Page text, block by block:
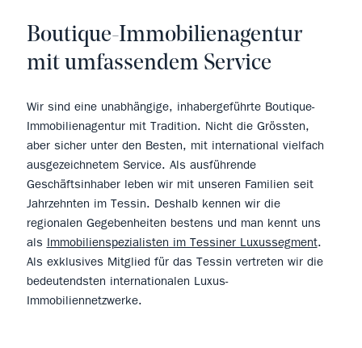
Boutique-Immobilienagentur
mit umfassendem Service
Wir sind eine unabhängige, inhabergeführte Boutique-
Immobilienagentur mit Tradition. Nicht die Grössten,
aber sicher unter den Besten, mit international vielfach
ausgezeichnetem Service. Als ausführende
Geschäftsinhaber leben wir mit unseren Familien seit
Jahrzehnten im Tessin. Deshalb kennen wir die
regionalen Gegebenheiten bestens und man kennt uns
als Immobilienspezialisten im Tessiner Luxussegment.
Als exklusives Mitglied für das Tessin vertreten wir die
bedeutendsten internationalen Luxus-
Immobiliennetzwerke.